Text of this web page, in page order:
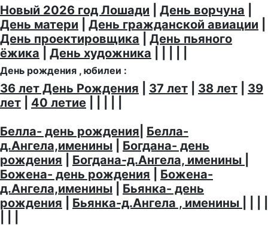
Новый 2026 год Лошади День ворчуна
День матери
День гражданской авиации
День проектировщика
День пьяного
ёжика
День художника
День рождения , юбилеи :
36 лет День Рождения 37 лет 38 лет
39
лет
40 летие
Белла- день рождения Белла-
д.Ангела,именины
Богдана- день
рождения
Богдана-д.Ангела, именины
Божена- день рождения
Божена-
д.Ангела,именины
Бьянка- день
рождения
Бьянка-д.Ангела , именины